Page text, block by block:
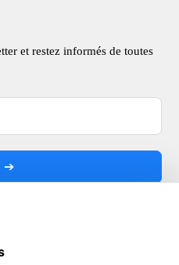
et restez informés de toutes
➔